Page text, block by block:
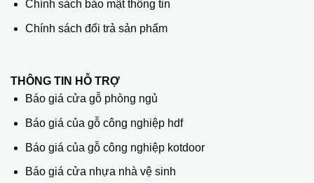
Chính sách bảo mật thông tin
Chính sách đổi trả sản phẩm
THÔNG TIN HỖ TRỢ
Báo giá cửa gỗ phòng ngủ
Báo giá của gỗ công nghiệp hdf
Báo giá của gỗ công nghiệp kotdoor
Báo giá cửa nhựa nhà vệ sinh